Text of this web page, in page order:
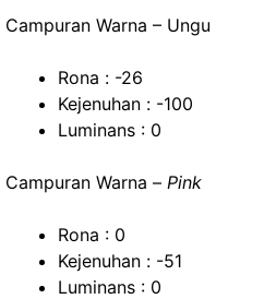
Campuran Warna – Ungu
Rona : -26
Kejenuhan : -100
Luminans : 0
Campuran Warna – Pink
Rona : 0
Kejenuhan : -51
Luminans : 0